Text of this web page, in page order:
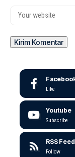
Like
Youtube
Subscribe
RSS Feed
Follow